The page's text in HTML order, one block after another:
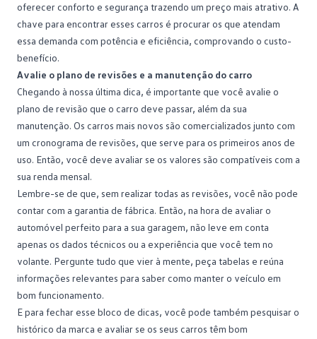
oferecer conforto e segurança trazendo um preço mais atrativo. A
chave para encontrar esses carros é procurar os que atendam
essa demanda com potência e eficiência, comprovando o custo-
benefício.
Avalie o plano de revisões e a manutenção do carro
Chegando à nossa última dica, é importante que você avalie o
plano de revisão que o carro deve passar, além da sua
manutenção. Os carros mais novos são comercializados junto com
um cronograma de revisões, que serve para os primeiros anos de
uso. Então, você deve avaliar se os valores são compatíveis com a
sua renda mensal.
Lembre-se de que, sem realizar todas as revisões, você não pode
contar com a garantia de fábrica. Então, na hora de avaliar o
automóvel perfeito para a sua garagem, não leve em conta
apenas os dados técnicos ou a experiência que você tem no
volante. Pergunte tudo que vier à mente, peça tabelas e reúna
informações relevantes para saber como manter o veículo em
bom funcionamento.
E para fechar esse bloco de dicas, você pode também pesquisar o
histórico da marca e avaliar se os seus carros têm bom